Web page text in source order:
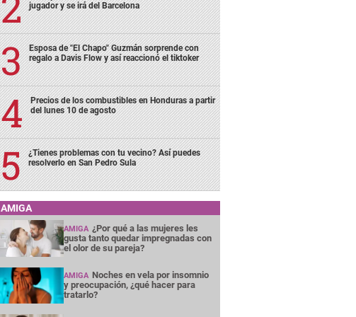
jugador y se irá del Barcelona
Esposa de "El Chapo" Guzmán sorprende con
regalo a Davis Flow y así reaccionó el tiktoker
Precios de los combustibles en Honduras a partir
del lunes 10 de agosto
¿Tienes problemas con tu vecino? Así puedes
resolverlo en San Pedro Sula
AMIGA
AMIGA ¿Por qué a las mujeres les
gusta tanto quedar impregnadas con
el olor de su pareja?
AMIGA Noches en vela por insomnio
y preocupación, ¿qué hacer para
tratarlo?